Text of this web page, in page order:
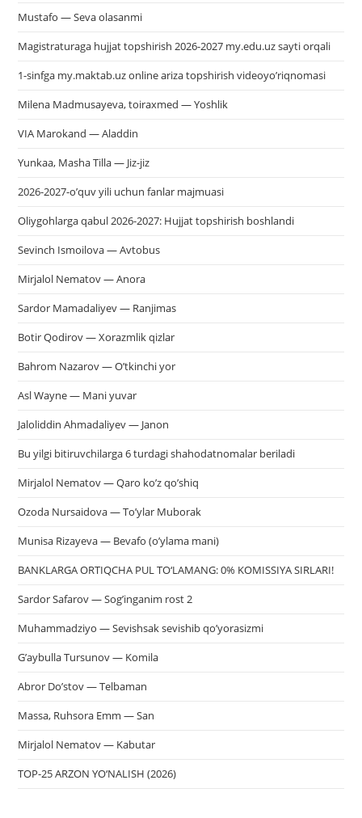
Mustafo — Seva olasanmi
Magistraturaga hujjat topshirish 2026-2027 my.edu.uz sayti orqali
1-sinfga my.maktab.uz online ariza topshirish videoyo’riqnomasi
Milena Madmusayeva, toiraxmed — Yoshlik
VIA Marokand — Aladdin
Yunkaa, Masha Tilla — Jiz-jiz
2026-2027-o’quv yili uchun fanlar majmuasi
Oliygohlarga qabul 2026-2027: Hujjat topshirish boshlandi
Sevinch Ismoilova — Avtobus
Mirjalol Nematov — Anora
Sardor Mamadaliyev — Ranjimas
Botir Qodirov — Xorazmlik qizlar
Bahrom Nazarov — O’tkinchi yor
Asl Wayne — Mani yuvar
Jaloliddin Ahmadaliyev — Janon
Bu yilgi bitiruvchilarga 6 turdagi shahodatnomalar beriladi
Mirjalol Nematov — Qaro ko’z qo’shiq
Ozoda Nursaidova — To’ylar Muborak
Munisa Rizayeva — Bevafo (o’ylama mani)
BANKLARGA ORTIQCHA PUL TO‘LAMANG: 0% KOMISSIYA SIRLARI!
Sardor Safarov — Sog’inganim rost 2
Muhammadziyo — Sevishsak sevishib qo’yorasizmi
G’aybulla Tursunov — Komila
Abror Do’stov — Telbaman
Massa, Ruhsora Emm — San
Mirjalol Nematov — Kabutar
TOP-25 ARZON YO‘NALISH (2026)